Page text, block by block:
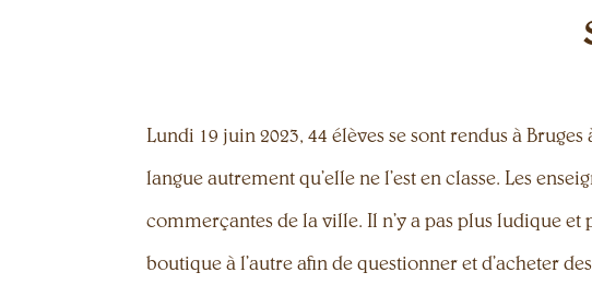
Lundi 19 juin 2023, 44 élèves se sont rendus à
langue autrement qu’elle ne l’est en classe. Les
commerçantes de la ville. Il n’y a pas plus ludique
boutique à l’autre afin de questionner et d’acheter